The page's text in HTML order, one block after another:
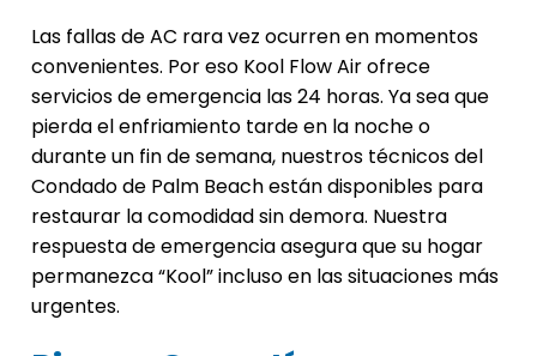
Las fallas de AC rara vez ocurren en momentos
convenientes. Por eso Kool Flow Air ofrece
servicios de emergencia las 24 horas. Ya sea que
pierda el enfriamiento tarde en la noche o
durante un fin de semana, nuestros técnicos del
Condado de Palm Beach están disponibles para
restaurar la comodidad sin demora. Nuestra
respuesta de emergencia asegura que su hogar
permanezca “Kool” incluso en las situaciones más
urgentes.